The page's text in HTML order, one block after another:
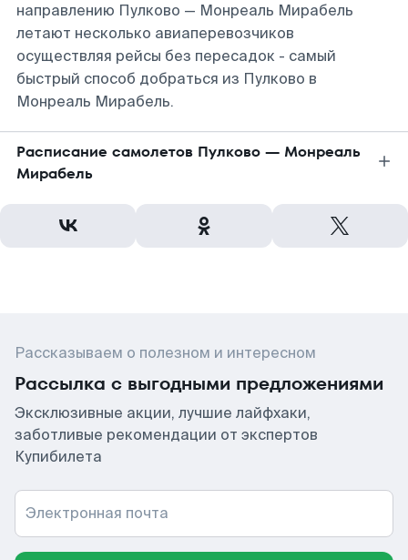
направлению Пулково — Монреаль Мирабель
летают несколько авиаперевозчиков
осуществляя рейсы без пересадок - самый
быстрый способ добраться из Пулково в
Монреаль Мирабель.
Расписание самолетов Пулково — Монреаль
Мирабель
Рассказываем о полезном и интересном
Рассылка с выгодными предложениями
Эксклюзивные акции, лучшие лайфхаки,
заботливые рекомендации от экспертов
Купибилета
Электронная почта